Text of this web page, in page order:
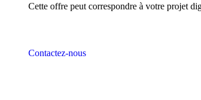
Cette offre peut correspondre à votre projet
Contactez-nous